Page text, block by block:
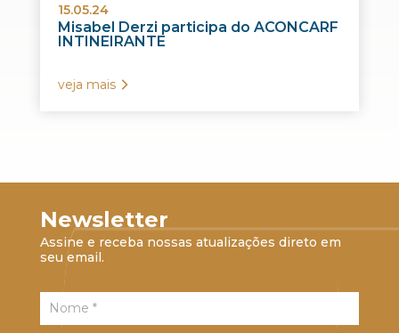
15.05.24
Misabel Derzi participa do ACONCARF
INTINEIRANTE
veja mais
Newsletter
Assine e receba nossas atualizações direto em
seu email.